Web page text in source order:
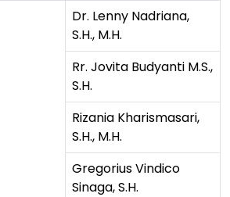
Dr. Lenny Nadriana,
S.H., M.H.
Rr. Jovita Budyanti M.S.,
S.H.
Rizania Kharismasari,
S.H., M.H.
Gregorius Vindico
Sinaga, S.H.